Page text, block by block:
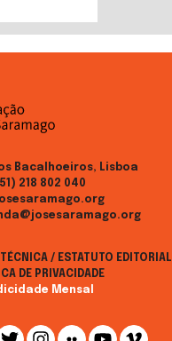
Bacalhoeiros, Lisboa
218 802 040
/ ESTATUTO EDITORIAL
DE PRIVACIDADE
Mensal